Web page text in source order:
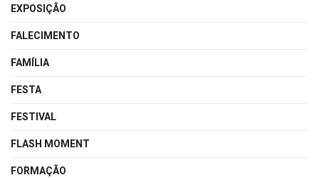
EXPOSIÇÃO
FALECIMENTO
FAMÍLIA
FESTA
FESTIVAL
FLASH MOMENT
FORMAÇÃO